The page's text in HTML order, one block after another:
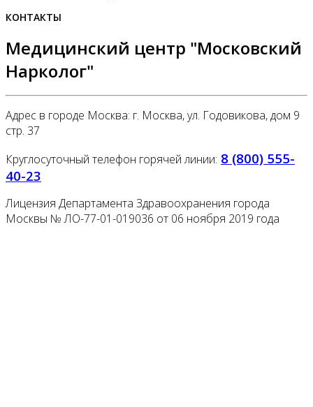
КОНТАКТЫ
Медицинский центр "Московский
Нарколог"
Адрес в городе Москва: г. Москва, ул. Годовикова, дом 9
стр. 37
Круглосуточный телефон горячей линии: 8 (800) 555-
40-23
Лицензия Департамента Здравоохранения города
Москвы № ЛО-77-01-019036 от 06 ноября 2019 года